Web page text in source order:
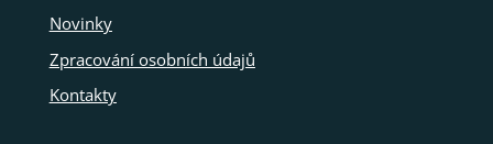
Novinky
Zpracování osobních údajů
Kontakty